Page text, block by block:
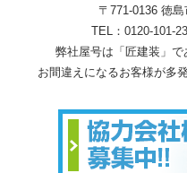
〒771-0136 徳
TEL： 0120-101-
弊社屋号は「匠建装」
お間違えになるお客様が多